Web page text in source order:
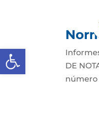
Abrir barra de
DE
número